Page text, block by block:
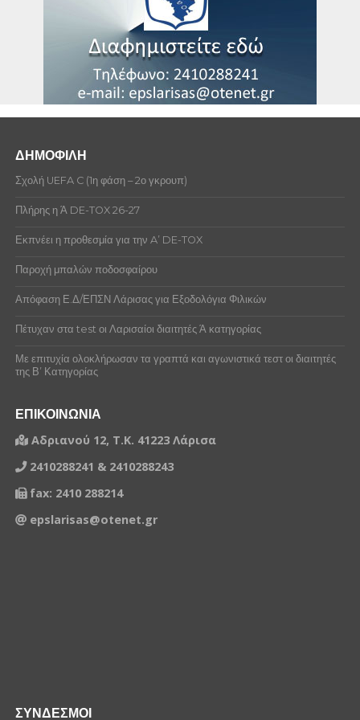
ΔΗΜΟΦΙΛΗ
Σχολή UEFA C (1η φάση – 2ο γκρουπ)
Πλήρης η Ά DE-TOX 26-27
Εκπνέει η προθεσμία για την A’ DE-TOX
Παροχή μπαλών ποδοσφαίρου
Απόφαση Ε.Δ/ΕΠΣΝ Λάρισας για Εξοδολόγια Φιλικών
Πέτυχαν στα test οι Λαρισαίοι διαιτητές Ά κατηγορίας
Με επιτυχία ολοκλήρωσαν τα γραπτά και αγωνιστικά τεστ οι διαιτητές
της Β’ Κατηγορίας
ΕΠΙΚΟΙΝΩΝΙΑ
Αδριανού 12, Τ.Κ. 41223 Λάρισα
2410288241 & 2410288243
fax: 2410 288214
epslarisas@otenet.gr
ΣΥΝΔΕΣΜΟΙ